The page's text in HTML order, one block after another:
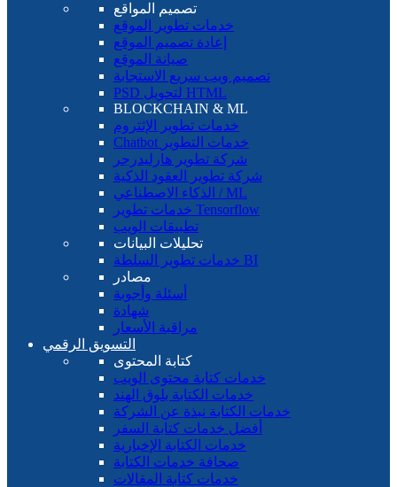
تصميم المواقع
خدمات تطوير الموقع
إعادة تصميم الموقع
صيانة الموقع
تصميم ويب سريع الاستجابة
PSD لتحويل HTML
BLOCKCHAIN ​​& ML
خدمات تطوير الإثتروم
Chatbot خدمات التطوير
شركة تطوير هارليدرجر
شركة تطوير العقود الذكية
الذكاء الاصطناعي / ML
خدمات تطوير Tensorflow
تطبيقات الويب
تحليلات البيانات
خدمات تطوير السلطة BI
مصادر
أسئلة وأجوبة
شهادة
مراقبة الأسعار
التسويق الرقمي
كتابة المحتوى
خدمات كتابة محتوى الويب
خدمات الكتابة بلوق الهند
خدمات الكتابة نبذة عن الشركة
أفضل خدمات كتابة السفر
خدمات الكتابة الإخبارية
صحافة خدمات الكتابة
خدمات كتابة المقالات